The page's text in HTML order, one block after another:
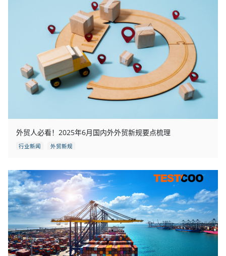
外贸人必看！2025年6月国内外外贸新规要点梳理
行业新闻 外贸新规